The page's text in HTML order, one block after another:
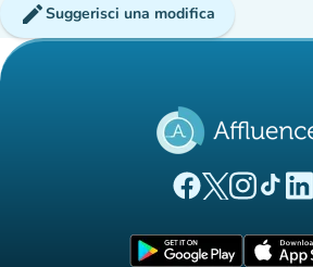
editSuggerisci una modifica
(nuova scheda)
(nuova(nuova
(nuova